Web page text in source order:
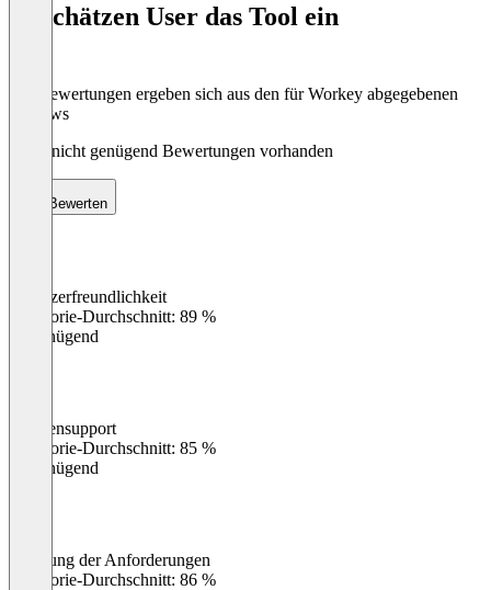
So schätzen User das Tool ein
Die Bewertungen ergeben sich aus den für Workey abgegebenen
Reviews
Noch nicht genügend Bewertungen vorhanden
Bewerten
Benutzerfreundlichkeit
Kategorie-Durchschnitt: 89 %
Ungenügend
Kundensupport
Kategorie-Durchschnitt: 85 %
Ungenügend
Erfüllung der Anforderungen
Kategorie-Durchschnitt: 86 %